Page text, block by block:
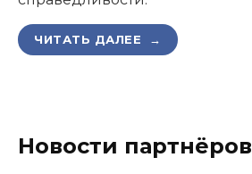
ЧИТАТЬ ДАЛЕЕ →
Новости партнёров